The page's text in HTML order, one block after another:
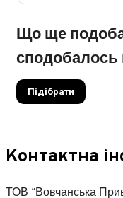
Що ще
Підібрати
Контактна
ТОВ “Вовчанська